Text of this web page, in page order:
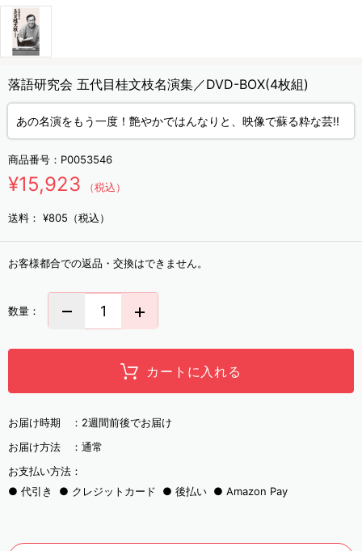
落語研究会 五代目桂文枝名演集／DVD-BOX(4枚組)
あの名演をもう一度！艶やかではんなりと、映像で蘇る粋な芸!!
商品番号： P0053546
¥15,923 （税込）
送料： ¥805（税込）
お客様都合での返品・交換はできません。
数量：
カートに入れる
お届け時期 ： 2週間前後でお届け
お届け方法 ： 通常
お支払い方法：
代引き
クレジットカード 後払い Amazon Pay